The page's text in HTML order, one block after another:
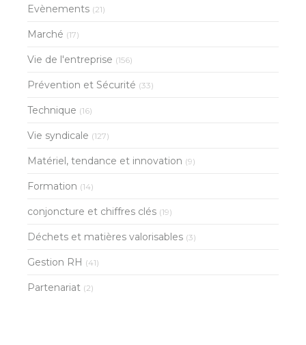
Evènements (21)
Marché (17)
Vie de l'entreprise (156)
Prévention et Sécurité (33)
Technique (16)
Vie syndicale (127)
Matériel, tendance et innovation (9)
Formation (14)
conjoncture et chiffres clés (19)
Déchets et matières valorisables (3)
Gestion RH (41)
Partenariat (2)